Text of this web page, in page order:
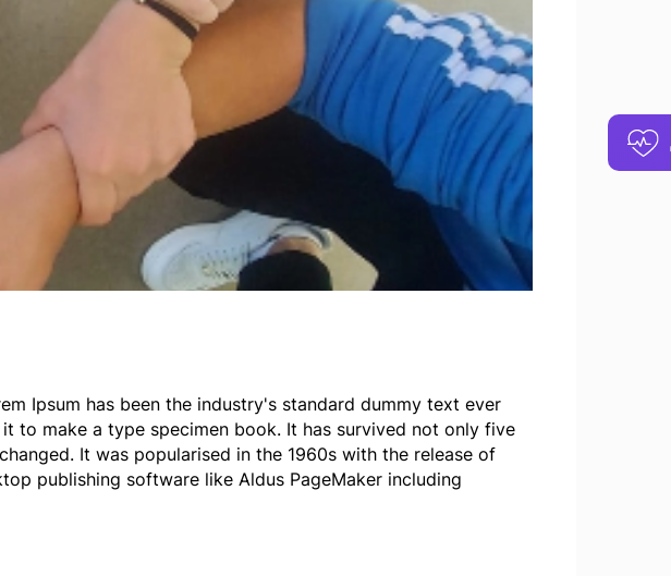
Ipsum has been the industry's standard dummy text ever
to make a type specimen book. It has survived not only five
It was popularised in the 1960s with the release of
publishing software like Aldus PageMaker including